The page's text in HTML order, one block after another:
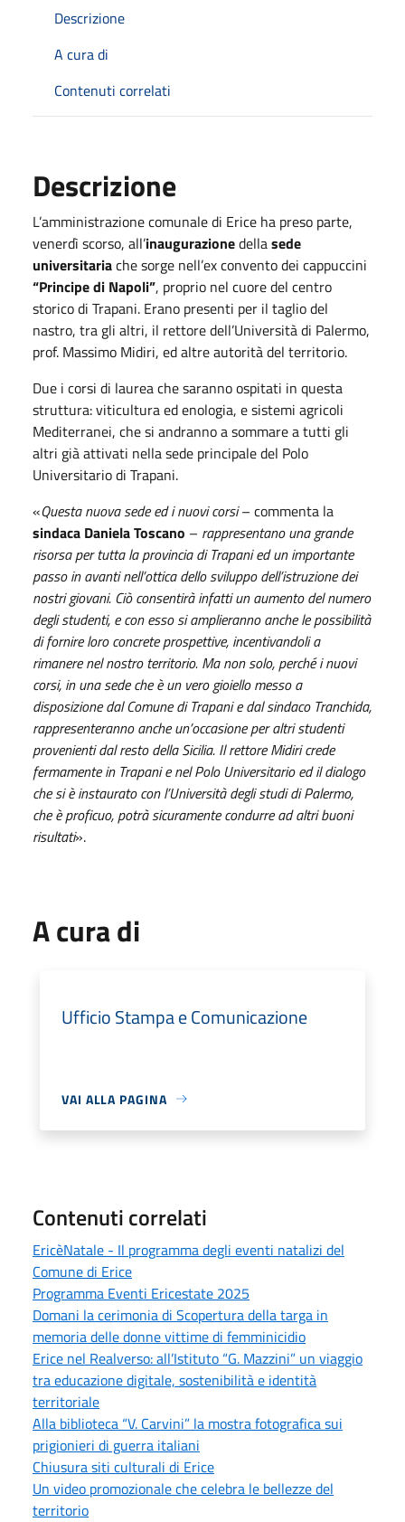
Descrizione
A cura di
Contenuti correlati
Descrizione
L’amministrazione comunale di Erice ha preso parte,
venerdì scorso, all’inaugurazionedellasede
universitariache sorge nell’ex convento dei cappuccini
“Principe di Napoli”, proprio nel cuore del centro
storico di Trapani. Erano presenti per il taglio del
nastro, tra gli altri, il rettore dell’Università di Palermo,
prof. Massimo Midiri, ed altre autorità del territorio.
Due i corsi di laurea che saranno ospitati in questa
struttura: viticultura ed enologia, e sistemi agricoli
Mediterranei, che si andranno a sommare a tutti gli
altri già attivati nella sede principale del Polo
Universitario di Trapani.
«Questa nuova sede ed i nuovi corsi– commenta la
sindaca Daniela Toscano – rappresentano una grande
risorsa per tutta la provincia di Trapani ed un importante
passo in avanti nell’ottica dello sviluppo dell’istruzione dei
nostri giovani. Ciò consentirà infatti un aumento del numero
degli studenti, e con esso si amplieranno anche le possibilità
di fornire loro concrete prospettive, incentivandoli a
rimanere nel nostro territorio. Ma non solo, perché i nuovi
corsi, in una sede che è un vero gioiello messo a
disposizione dal Comune di Trapani e dal sindaco Tranchida,
rappresenteranno anche un’occasione per altri studenti
provenienti dal resto della Sicilia. Il rettore Midiri crede
fermamente in Trapani e nel Polo Universitario ed il dialogo
che si è instaurato con l’Università degli studi di Palermo,
che è proficuo, potrà sicuramente condurre ad altri buoni
risultati».
A cura di
Ufficio Stampa e Comunicazione
VAI ALLA PAGINA
Contenuti correlati
EricèNatale - Il programma degli eventi natalizi del
Comune di Erice
Programma Eventi Ericestate 2025
Domani la cerimonia di Scopertura della targa in
memoria delle donne vittime di femminicidio
Erice nel Realverso: all’Istituto “G. Mazzini” un viaggio
tra educazione digitale, sostenibilità e identità
territoriale
Alla biblioteca “V. Carvini” la mostra fotografica sui
prigionieri di guerra italiani
Chiusura siti culturali di Erice
Un video promozionale che celebra le bellezze del
territorio